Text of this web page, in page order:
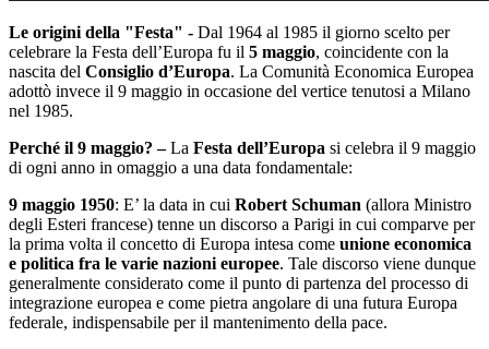
Le origini della "Festa" - Dal 1964 al 1985 il giorno scelto per
celebrare la Festa dell’Europa fu il 5 maggio, coincidente con la
nascita del Consiglio d’Europa. La Comunità Economica Europea
adottò invece il 9 maggio in occasione del vertice tenutosi a Milano
nel 1985.
Perché il 9 maggio? –La Festa dell’Europa si celebra il 9 maggio
di ogni anno in omaggio a una data fondamentale:
9 maggio 1950: E’ la data in cui Robert Schuman (allora Ministro
degli Esteri francese) tenne un discorso a Parigi in cui comparve per
la prima volta il concetto di Europa intesa come unione economica
e politica fra le varie nazioni europee. Tale discorso viene dunque
generalmente considerato come il punto di partenza del processo di
integrazione europea e come pietra angolare di una futura Europa
federale, indispensabile per il mantenimento della pace.